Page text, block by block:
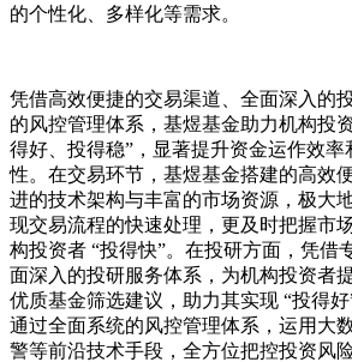
的个性化、多样化等需求。
凭借高效便捷的交易渠道、全面深入的
的风控管理体系，基煜基金助力机构投
得好、投得稳”，显著提升资金运作效率
性。在交易环节，基煜基金搭建的高效
进的技术架构与丰富的市场资源，极大
现交易流程的快速处理，更及时把握市
构投资者 “投得快”。在投研方面，凭借
面深入的投研服务体系，为机构投资者
优质基金筛选建议，助力其实现 “投得好
通过全面系统的风控管理体系，运用大
警等前沿技术手段，全方位把控投资风